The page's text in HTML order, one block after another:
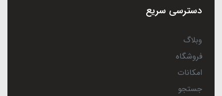
دسترسی سریع
وبلاگ
فروشگاه
امکانات
جستجو